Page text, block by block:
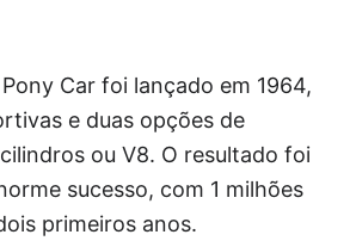
Car foi lançado em 1964,
e duas opções de
ou V8. O resultado foi
sucesso, com 1 milhões
primeiros anos.